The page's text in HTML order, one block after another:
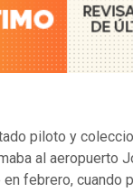
piloto y
al aeropuerto
febrero, cuando